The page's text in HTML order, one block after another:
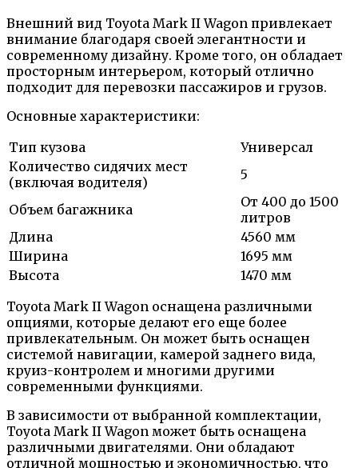
Внешний вид Toyota Mark II Wagon привлекает
внимание благодаря своей элегантности и
современному дизайну. Кроме того, он обладает
просторным интерьером, который отлично
подходит для перевозки пассажиров и грузов.
Основные характеристики:
Тип кузова
Универсал
Количество сидячих мест
(включая водителя)
5
Объем багажника
От 400 до 1500
литров
Длина
4560 мм
Ширина
1695 мм
Высота
1470 мм
Toyota Mark II Wagon оснащена различными
опциями, которые делают его еще более
привлекательным. Он может быть оснащен
системой навигации, камерой заднего вида,
круиз-контролем и многими другими
современными функциями.
В зависимости от выбранной комплектации,
Toyota Mark II Wagon может быть оснащена
различными двигателями. Они обладают
отличной мощностью и экономичностью, что